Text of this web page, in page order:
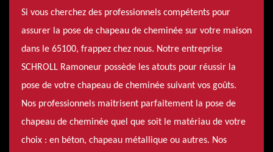
Si vous cherchez des professionnels compétents pour
assurer la pose de chapeau de cheminée sur votre maison
dans le 65100, frappez chez nous. Notre entreprise
SCHROLL Ramoneur possède les atouts pour réussir la
pose de votre chapeau de cheminée suivant vos goûts.
Nos professionnels maitrisent parfaitement la pose de
chapeau de cheminée quel que soit le matériau de votre
choix : en béton, chapeau métallique ou autres. Nos